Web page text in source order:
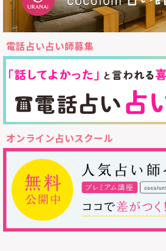
電話占い占い師募集
オンライン占いスクール